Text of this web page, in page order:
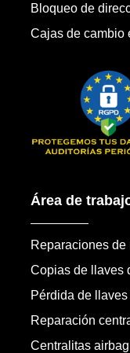
Bloqueo de
Cajas de cambio
Área de
Reparaciones de
Copias de llaves
Pérdida de llaves
Reparación
Centralitas airbag